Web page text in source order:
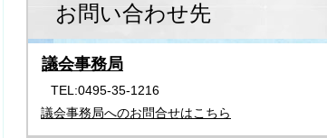
お問い合わせ先
議会事務局
TEL:0495-35-1216
議会事務局へのお問合せはこちら